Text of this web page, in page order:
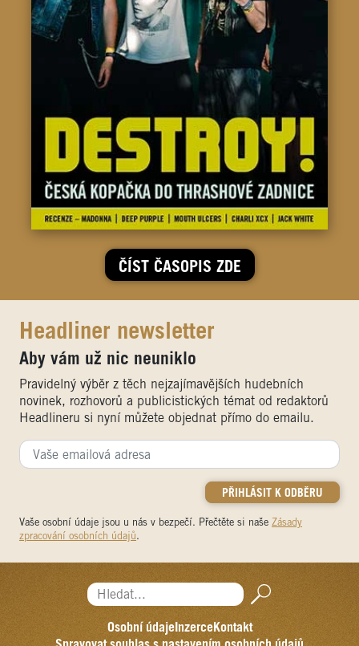
ČÍST ČASOPIS ZDE
Headliner newsletter
Aby vám už nic neuniklo
Pravidelný výběr z těch nejzajímavějších hudebních
novinek, rozhovorů a publicistických témat od redaktorů
Headlineru si nyní můžete objednat přímo do emailu.
Vaše osobní údaje jsou u nás v bezpečí. Přečtěte si naše Zásady
zpracování osobních údajů.
Hledat...
Osobní údajeInzerceKontakt